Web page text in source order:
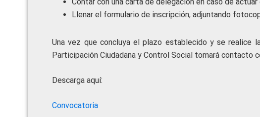
Llenar el formulario de inscripción, adjuntando
Una vez que concluya el plazo establecido y se realice
Participación Ciudadana y Control Social tomará
Descarga aquí:
Convocatoria